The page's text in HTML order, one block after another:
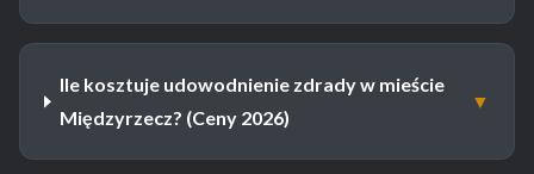
Ile kosztuje udowodnienie zdrady w mieście
Międzyrzecz? (Ceny 2026)
▼